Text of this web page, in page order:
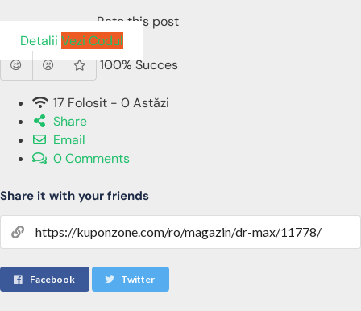
Rate this post
Detalii Vezi Codul
100% Succes
17 Folosit - 0 Astăzi
Share
Email
0 Comments
Share it with your friends
Facebook Twitter